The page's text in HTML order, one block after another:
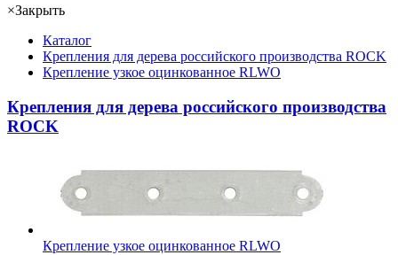
×Закрыть
Каталог
Крепления для дерева российского производства ROCK
Крепление узкое оцинкованное RLWO
Крепления для дерева российского производства
ROCK
Крепление узкое оцинкованное RLWO